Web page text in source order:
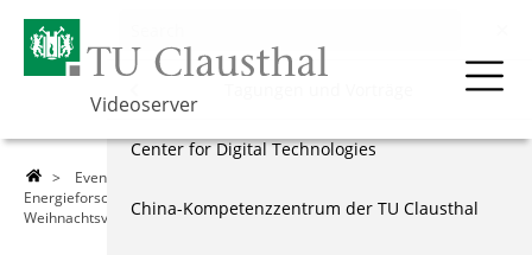
Videoserver
> Events & Vorträge
Energieforschung und Physikalische Technologien>
Weihnachtsvorlesung der Physiker 2024
Über die TU
Lehre
250 Jahr Feier der TU Clausthal
Tagungen und Vorträge
Center for Digital Technologies
China-Kompetenzzentrum der TU Clausthal